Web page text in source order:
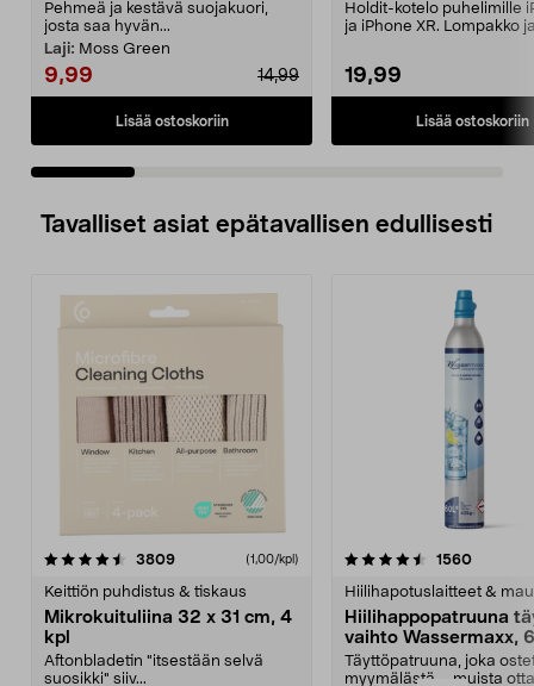
Pehmeä ja kestävä suojakuori,
josta saa hyvän...
Laji: Moss Green
9,99 14,99
Lisää ostoskoriin
Holdit-kotelo puhelimille
ja iPhone XR. Lompakko
19,99
Lisää ostoskoriin
Tavalliset asiat epätavallisen edullisesti
3809arvostelut (1,00/kpl)
Keittiön puhdistus & tiskaus
Mikrokuituliina 32 x 31 cm, 4
kpl
Aftonbladetin "itsestään selvä
suosikki" siiv...
4.5viidestä
1560
Hiilihapotuslaitteet &
Hiilihappopatruuna
vaihto Wassermaxx,
Täyttöpatruuna, joka
myymälästä – muista
4.5viidestä